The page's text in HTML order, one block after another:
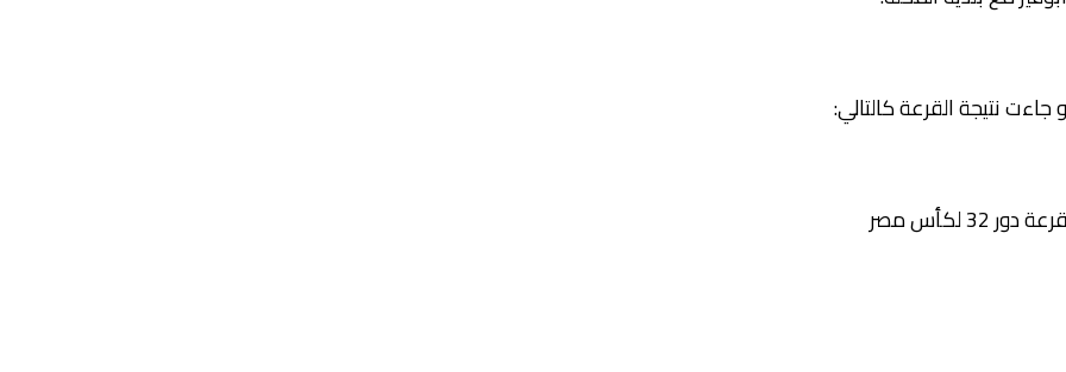
و جاءت نتيجة القرعة كالتالي:
قرعة دور 32 لكأس مصر